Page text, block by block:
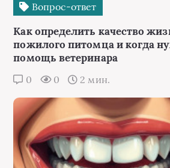
Вопрос-ответ
Как определить качество
пожилого питомца и когда
помощь ветеринара
0 0 2 мин.